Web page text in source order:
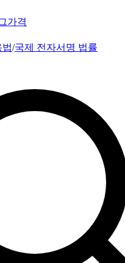
가격
/국제 전자서명 법률